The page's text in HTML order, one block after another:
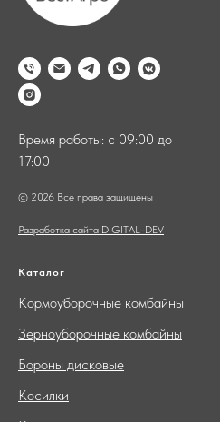
Время работы: с 09:00 до
17:00
© 2026 Все права защищены
Разработка сайта DIGITAL-DEV
Каталог
Кормоуборочные комбайны
Зерноуборочные комбайны
Бороны дисковые
Косилки